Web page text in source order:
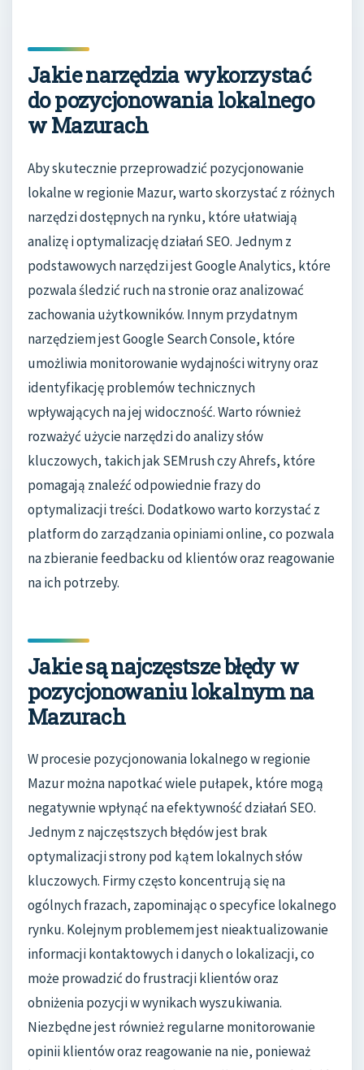
Jakie narzędzia wykorzystać
do pozycjonowania lokalnego
w Mazurach
Aby skutecznie przeprowadzić pozycjonowanie
lokalne w regionie Mazur, warto skorzystać z różnych
narzędzi dostępnych na rynku, które ułatwiają
analizę i optymalizację działań SEO. Jednym z
podstawowych narzędzi jest Google Analytics, które
pozwala śledzić ruch na stronie oraz analizować
zachowania użytkowników. Innym przydatnym
narzędziem jest Google Search Console, które
umożliwia monitorowanie wydajności witryny oraz
identyfikację problemów technicznych
wpływających na jej widoczność. Warto również
rozważyć użycie narzędzi do analizy słów
kluczowych, takich jak SEMrush czy Ahrefs, które
pomagają znaleźć odpowiednie frazy do
optymalizacji treści. Dodatkowo warto korzystać z
platform do zarządzania opiniami online, co pozwala
na zbieranie feedbacku od klientów oraz reagowanie
na ich potrzeby.
Jakie są najczęstsze błędy w
pozycjonowaniu lokalnym na
Mazurach
W procesie pozycjonowania lokalnego w regionie
Mazur można napotkać wiele pułapek, które mogą
negatywnie wpłynąć na efektywność działań SEO.
Jednym z najczęstszych błędów jest brak
optymalizacji strony pod kątem lokalnych słów
kluczowych. Firmy często koncentrują się na
ogólnych frazach, zapominając o specyfice lokalnego
rynku. Kolejnym problemem jest nieaktualizowanie
informacji kontaktowych i danych o lokalizacji, co
może prowadzić do frustracji klientów oraz
obniżenia pozycji w wynikach wyszukiwania.
Niezbędne jest również regularne monitorowanie
opinii klientów oraz reagowanie na nie, ponieważ